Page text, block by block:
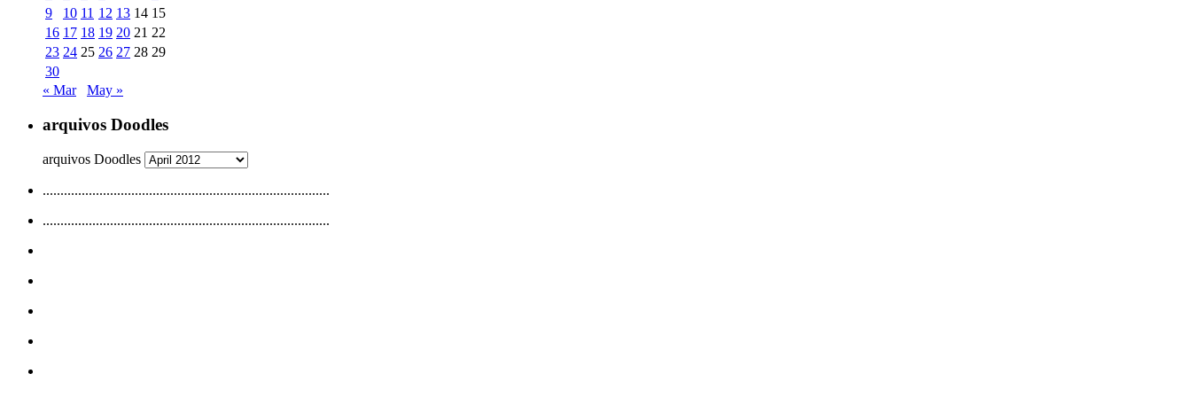
9
10 11 12 13 14 15
16 17 18 19 20 21 22
23 24 25 26 27 28 29
30
« Mar
May »
arquivos Doodles
arquivos Doodles
.................................................................................
.................................................................................